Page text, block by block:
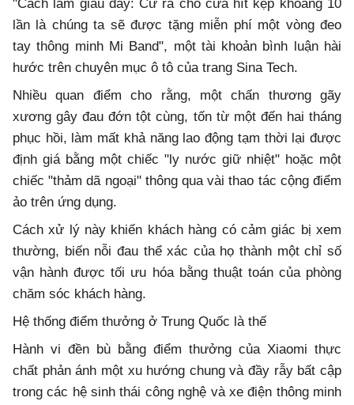
"Cách làm giàu đây: Cứ ra cho cửa hít kẹp khoảng 10
lần là chúng ta sẽ được tặng miễn phí một vòng đeo
tay thông minh Mi Band", một tài khoản bình luận hài
hước trên chuyên mục ô tô của trang Sina Tech.
Nhiều quan điểm cho rằng, một chấn thương gãy
xương gây đau đớn tột cùng, tốn từ một đến hai tháng
phục hồi, làm mất khả năng lao động tạm thời lại được
định giá bằng một chiếc "ly nước giữ nhiệt" hoặc một
chiếc "thảm dã ngoại" thông qua vài thao tác cộng điểm
ảo trên ứng dụng.
Cách xử lý này khiến khách hàng có cảm giác bị xem
thường, biến nỗi đau thể xác của họ thành một chỉ số
vận hành được tối ưu hóa bằng thuật toán của phòng
chăm sóc khách hàng.
Hệ thống điểm thưởng ở Trung Quốc là thế
Hành vi đền bù bằng điểm thưởng của Xiaomi thực
chất phản ánh một xu hướng chung và đầy rẫy bất cập
trong các hệ sinh thái công nghệ và xe điện thông minh